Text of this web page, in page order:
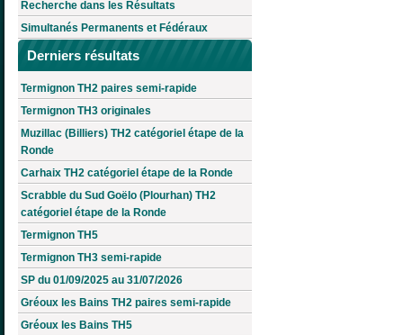
Recherche dans les Résultats
Simultanés Permanents et Fédéraux
Derniers résultats
Termignon TH2 paires semi-rapide
Termignon TH3 originales
Muzillac (Billiers) TH2 catégoriel étape de la
Ronde
Carhaix TH2 catégoriel étape de la Ronde
Scrabble du Sud Goëlo (Plourhan) TH2
catégoriel étape de la Ronde
Termignon TH5
Termignon TH3 semi-rapide
SP du 01/09/2025 au 31/07/2026
Gréoux les Bains TH2 paires semi-rapide
Gréoux les Bains TH5